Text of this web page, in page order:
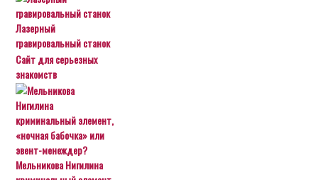
Лазерный
гравировальный станок
Сайт для серьезных
знакомств
Мельникова Нигилина